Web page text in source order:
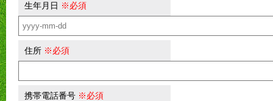
生年月日 ※必須
住所 ※必須
携帯電話番号 ※必須